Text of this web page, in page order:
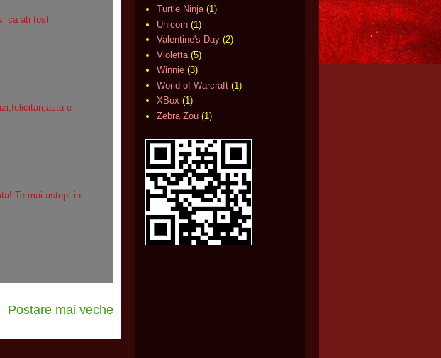
ca ati fost
e
Te mai astept in
Postare mai veche
Turtle Ninja (1)
Unicorn (1)
Valentine's Day (2)
Violetta (5)
Winnie (3)
World of Warcraft (1)
XBox (1)
Zebra Zou (1)